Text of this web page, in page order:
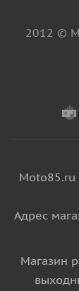
2012 ©
Moto85.ru
Адрес
Магазин